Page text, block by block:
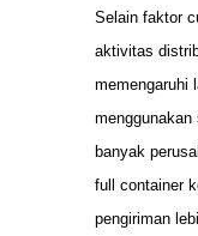
Selain faktor
aktivitas
memengaruhi
menggunakan
banyak
full container
pengiriman